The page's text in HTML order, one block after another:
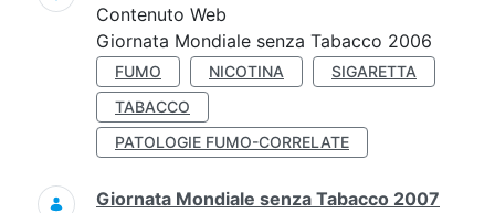
Contenuto Web
Giornata Mondiale senza Tabacco 2006
FUMO NICOTINA
SIGARETTA
TABACCO
PATOLOGIE FUMO-CORRELATE
Giornata Mondiale senza Tabacco 2007